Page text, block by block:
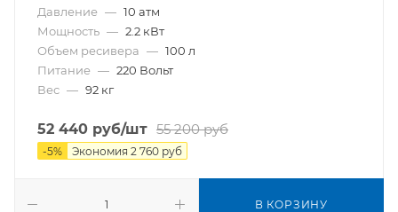
Давление — 10 атм
Мощность — 2.2 кВт
Объем ресивера — 100 л
Питание — 220 Вольт
Вес — 92 кг
52 440 руб/шт 55 200руб
-5% Экономия 2 760 руб
В КОРЗИНУ